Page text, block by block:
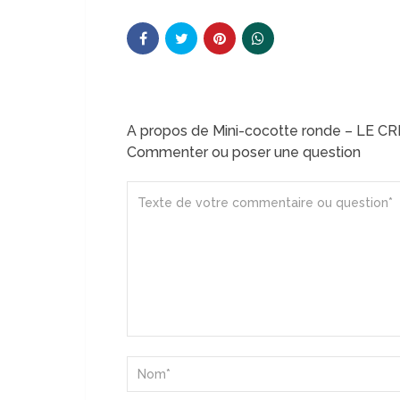
A propos de Mini-cocotte ronde – LE
Commenter ou poser une question